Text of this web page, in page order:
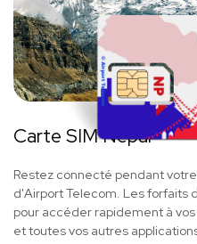
Carte SIM Népal
Restez connecté pendant
d'Airport Telecom. Les forfaits
pour accéder rapidement à
et toutes vos autres